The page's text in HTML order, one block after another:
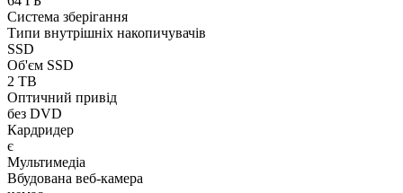
Система зберігання
Типи внутрішніх накопичувачів
SSD
Об'єм SSD
2 TB
Оптичний привід
без DVD
Кардридер
є
Мультимедіа
Вбудована веб-камера